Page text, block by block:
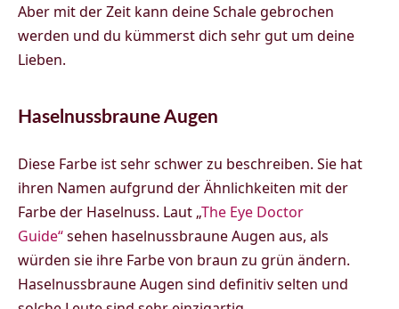
Aber mit der Zeit kann deine Schale gebrochen
werden und du kümmerst dich sehr gut um deine
Lieben.
Haselnussbraune Augen
Diese Farbe ist sehr schwer zu beschreiben. Sie hat
ihren Namen aufgrund der Ähnlichkeiten mit der
Farbe der Haselnuss. Laut „The Eye Doctor
Guide“sehen haselnussbraune Augen aus, als
würden sie ihre Farbe von braun zu grün ändern.
Haselnussbraune Augen sind definitiv selten und